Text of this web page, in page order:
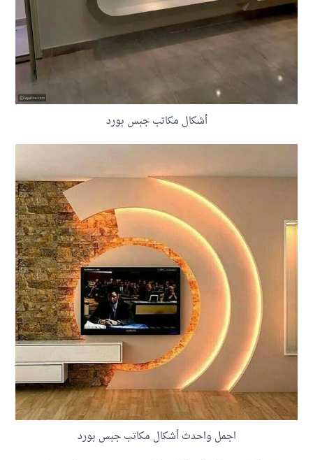
أشكال مكاتب جبس بورد
اجمل واحدث أشكال مكاتب جبس بورد